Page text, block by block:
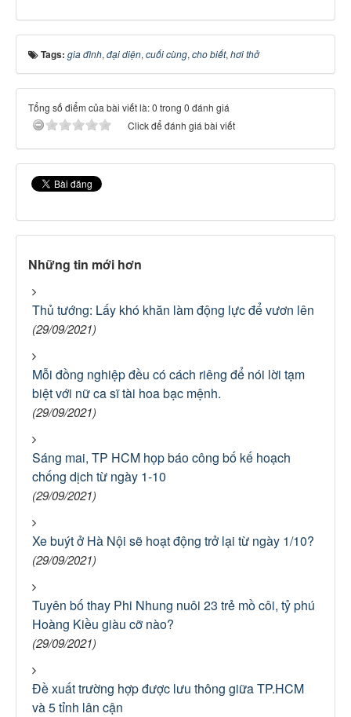
Tags: gia đình, đại diện, cuối cùng, cho biết, hơi thở
Tổng số điểm của bài viết là: 0 trong 0 đánh giá
Click để đánh giá bài viết
Những tin mới hơn
Thủ tướng: Lấy khó khăn làm động lực để vươn lên
(29/09/2021)
Mỗi đồng nghiệp đều có cách riêng để nói lời tạm
biệt với nữ ca sĩ tài hoa bạc mệnh.
(29/09/2021)
Sáng mai, TP HCM họp báo công bố kế hoạch
chống dịch từ ngày 1-10
(29/09/2021)
Xe buýt ở Hà Nội sẽ hoạt động trở lại từ ngày 1/10?
(29/09/2021)
Tuyên bố thay Phi Nhung nuôi 23 trẻ mồ côi, tỷ phú
Hoàng Kiều giàu cỡ nào?
(29/09/2021)
Đề xuất trường hợp được lưu thông giữa TP.HCM
và 5 tỉnh lân cận